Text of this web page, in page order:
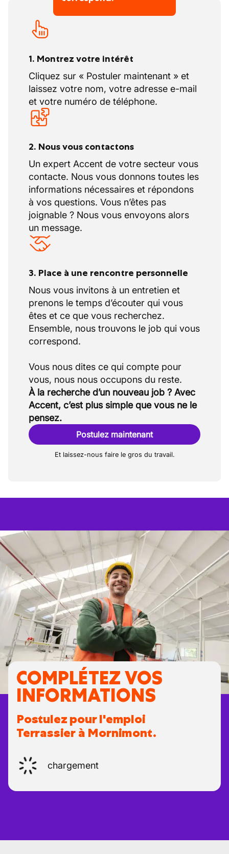
1. Montrez votre intérêt
Cliquez sur « Postuler maintenant » et
laissez votre nom, votre adresse e-mail
et votre numéro de téléphone.
2. Nous vous contactons
Un expert Accent de votre secteur vous
contacte. Nous vous donnons toutes les
informations nécessaires et répondons
à vos questions. Vous n’êtes pas
joignable ? Nous vous envoyons alors
un message.
3. Place à une rencontre personnelle
Nous vous invitons à un entretien et
prenons le temps d’écouter qui vous
êtes et ce que vous recherchez.
Ensemble, nous trouvons le job qui vous
correspond.
Vous nous dites ce qui compte pour
À la recherche d’un nouveau job ? Avec
Accent, c’est plus simple que vous ne le
pensez.
Postulez maintenant
Et laissez-nous faire le gros du travail.
COMPLÉTEZ VOS
INFORMATIONS
Postulez pour l'emploi
Terrassier à Mornimont.
chargement